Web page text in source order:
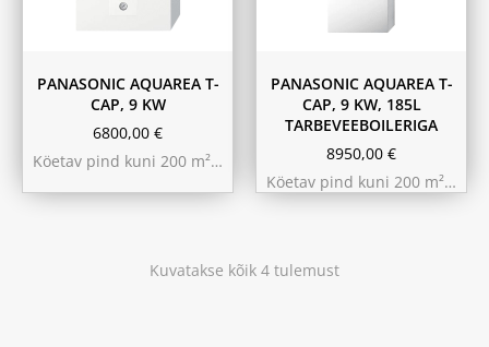
PANASONIC AQUAREA T-
CAP, 9 KW
6800,00 €
Köetav pind kuni 200 m²…
PANASONIC AQUAREA T-
CAP, 9 KW, 185L
TARBEVEEBOILERIGA
8950,00 €
Köetav pind kuni 200 m²…
Kuvatakse kõik 4 tulemust